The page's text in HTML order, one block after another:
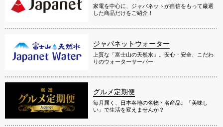
家電を中心に、ジャパネットが自信をもって厳選
した商品だけをご紹介！
ジャパネットウォーター
上質な「富士山の天然水」。安心・安全、こだわ
りのウォーターサーバー
グルメ定期便
毎月届く、日本各地の名物・名産品。「美味し
い」で生活を変えませんか？